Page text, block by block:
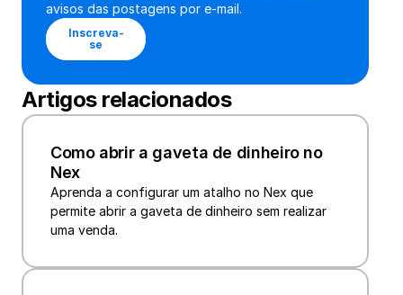
avisos das postagens por e-mail.
Inscreva-
se
Artigos relacionados
‍Como abrir a gaveta de dinheiro no
Nex
Aprenda a configurar um atalho no Nex que
permite abrir a gaveta de dinheiro sem realizar
uma venda.